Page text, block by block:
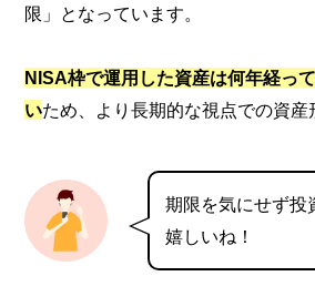
限」となっています。
NISA枠で運用した資産は何年経っ
いため、より長期的な視点での資産
期限を気にせず投
嬉しいね！